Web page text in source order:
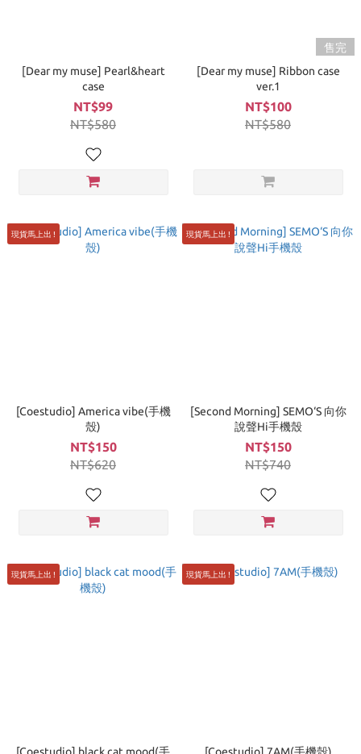
[Dear my muse] Pearl&heart
case
NT$99
NT$580
售完
[Dear my muse] Ribbon case
ver.1
NT$100
NT$580
現貨馬上出 !
[Coestudio] America vibe(手機
殼)
NT$150
NT$620
現貨馬上出 !
[Second Morning] SEMO‘S 向你
說聲Hi手機殼
NT$150
NT$740
現貨馬上出 ! 現貨馬上出 !